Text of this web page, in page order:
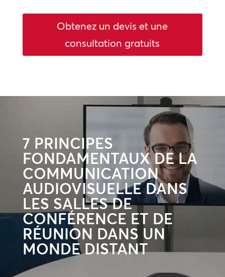
Obtenez un devis et une
consultation gratuits
7 PRINCIPES
FONDAMENTAUX DE LA
COMMUNICATION
AUDIOVISUELLE DANS
LES SALLES DE
CONFÉRENCE ET DE
RÉUNION DANS UN
MONDE DISTANT